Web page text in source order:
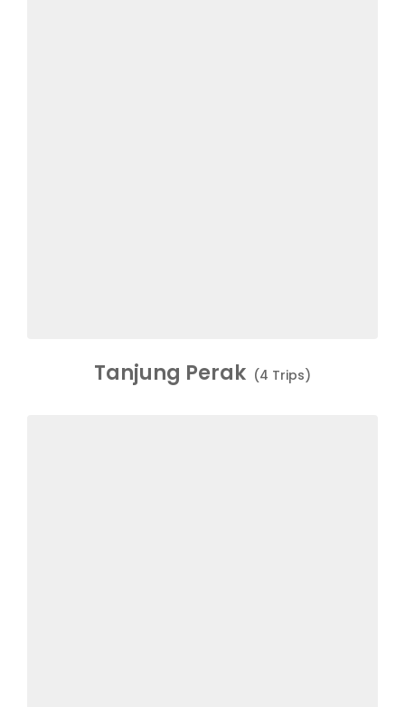
Tanjung Perak (4 Trips)